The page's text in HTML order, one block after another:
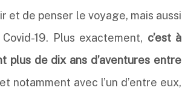
et de penser le voyage, mais aussi
19. Plus exactement, c’est à
plus de dix ans d’aventures entre
notamment avec l’un d’entre eux,